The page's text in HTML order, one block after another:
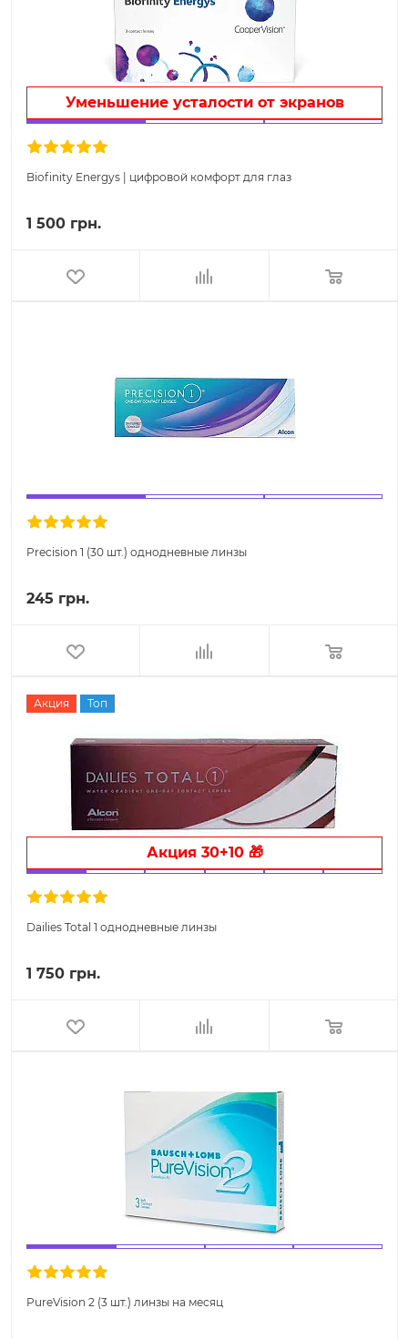
Уменьшение усталости от экранов
Biofinity Energys | цифровой комфорт для глаз
1 500 грн.
Precision 1 (30 шт.) однодневные линзы
245 грн.
Акция Топ
Акция 30+10 🎁
Dailies Total 1 однодневные линзы
1 750 грн.
PureVision 2 (3 шт.) линзы на месяц